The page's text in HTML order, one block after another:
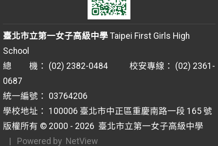
臺北市立第一女子高級中學Taipei First Girls High
School
總 機： (02) 2382-0484 校安專線： (02) 2361-
0687
統一編號： 03764206
學校地址： 100006 臺北市中正區重慶南路一段 165 號
版權所有 © 2000 - 2026 臺北市立第一女子高級中學
| Powered by NetView